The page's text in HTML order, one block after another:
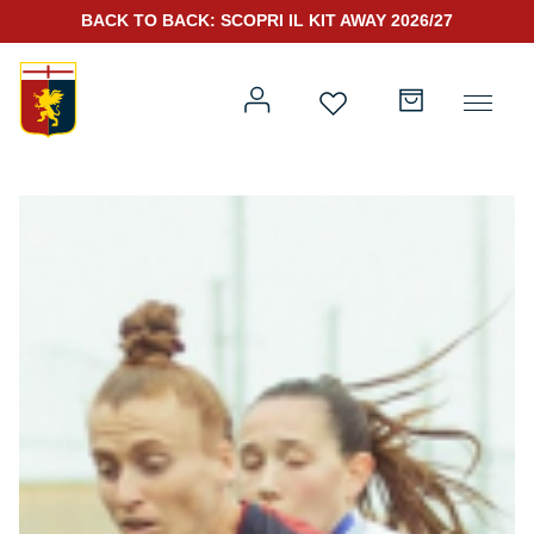
Prima squadra
Genoa for Special
Rappresentanza
Kit Gara 25/26
BACK TO BACK: SCOPRI IL KIT AWAY 2026/27